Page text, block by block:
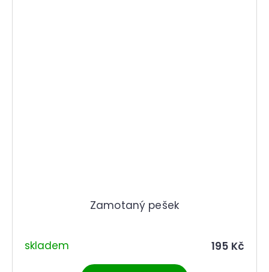
Zamotaný pešek
skladem 195 Kč